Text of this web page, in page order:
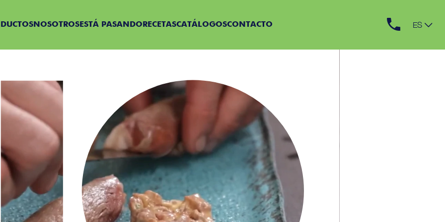
NOSOTROSESTÁ PASANDO RECETASCATÁLOGOSCONTACTO ES